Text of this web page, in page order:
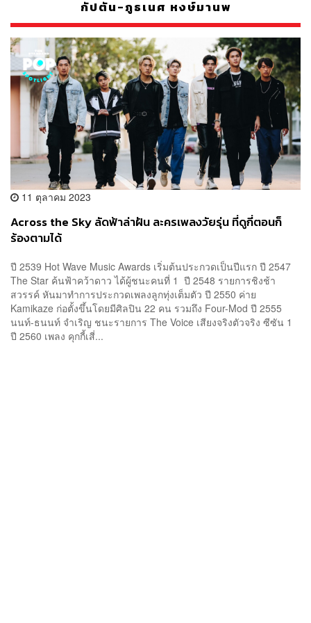
กัปตัน-ภูธเนศ หงษ์มานพ
11 ตุลาคม 2023
Across the Sky ลัดฟ้าล่าฝัน ละครเพลงวัยรุ่น ที่ดูกี่ตอนก็
ร้องตามได้
ปี 2539 Hot Wave Music Awards เริ่มต้นประกวดเป็นปีแรก ปี 2547
The Star ค้นฟ้าคว้าดาว ได้ผู้ชนะคนที่ 1 ปี 2548 รายการชิงช้า
สวรรค์ หันมาทำการประกวดเพลงลูกทุ่งเต็มตัว ปี 2550 ค่าย
Kamikaze ก่อตั้งขึ้นโดยมีศิลปิน 22 คน รวมถึง Four-Mod ปี 2555
นนท์-ธนนท์ จำเริญ ชนะรายการ The Voice เสียงจริงตัวจริง ซีซัน 1
ปี 2560 เพลง คุกกี้เสี่...